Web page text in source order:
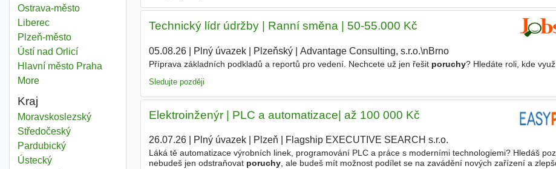
Poruchy
Ostrava-městoOkres
Poruchy
LiberecOkres
Poruchy
Plzeň-městoOkres
Poruchy
Ústí nad OrlicíOkres
Poruchy
Hlavní město Praha
Moredistricts
Kraj
Poruchy
MoravskoslezskýKraj
Poruchy
StředočeskýKraj
Poruchy
PardubickýKraj
Poruchy
ÚsteckýKraj
Technický lídr údržby | Ranní směna | 50-55.000 Kč
05.08.26| Plný úvazek| Plzeňský| Advantage Consulting, s.r.o.\nBrno
Příprava základních podkladů a reportů pro vedení. Nechcete už jen řešit poruchy? Hledáte roli, kde využ
Sledujte později
Elektroinženýr | PLC a automatizace| až 100 000 Kč
26.07.26| Plný úvazek| Plzeň Flagship EXECUTIVE SEARCH s.r.o.
Láká tě automatizace výrobních linek, programování PLC a práce s moderními technologiemi? Hledáš
nebudeš jen odstraňovat poruchy, ale budeš mít možnost podílet se na zavádění nových zařízení a